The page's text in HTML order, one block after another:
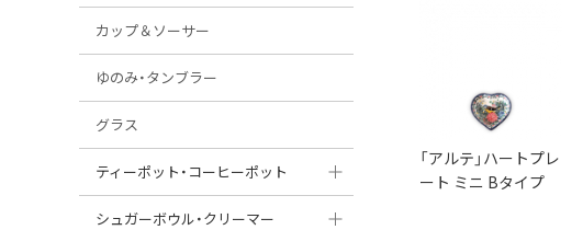
「アルテ」ハートプレ
ート ミニ Bタイプ
カップ＆ソーサー
ゆのみ・タンブラー
グラス
ティーポット・コーヒーポット
ティーポット
シュガーボウル・クリーマー